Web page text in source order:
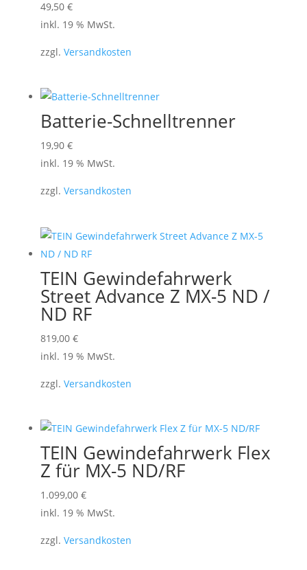
49,50 €
inkl. 19 % MwSt.
zzgl. Versandkosten
Batterie-Schnelltrenner
19,90 €
inkl. 19 % MwSt.
zzgl. Versandkosten
TEIN Gewindefahrwerk
Street Advance Z MX-5 ND /
ND RF
819,00 €
inkl. 19 % MwSt.
zzgl. Versandkosten
TEIN Gewindefahrwerk Flex
Z für MX-5 ND/RF
1.099,00 €
inkl. 19 % MwSt.
zzgl. Versandkosten